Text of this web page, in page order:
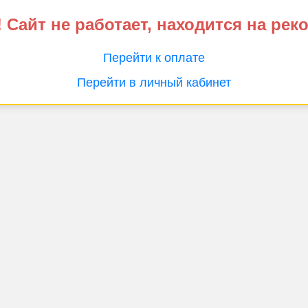
не работает, находится на
Перейти к оплате
Перейти в личный кабинет